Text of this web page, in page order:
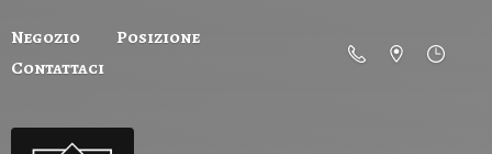
Negozio
Posizione
Contattaci